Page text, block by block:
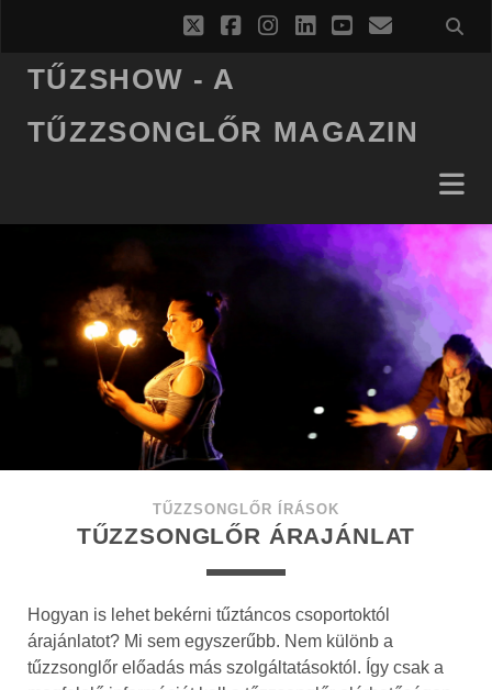
twitterfacebook
instagram
linkedin
youtube
email
TŰZSHOW - A
TŰZZSONGLŐR MAGAZIN
TŰZZSONGLŐR ÍRÁSOK
TŰZZSONGLŐR ÁRAJÁNLAT
Hogyan is lehet bekérni tűztáncos csoportoktól
árajánlatot? Mi sem egyszerűbb. Nem különb a
tűzzsonglőr előadás más szolgáltatásoktól. Így csak a